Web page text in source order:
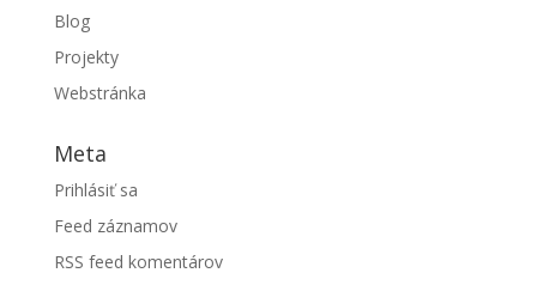
Blog
Projekty
Webstránka
Meta
Prihlásiť sa
Feed záznamov
RSS feed komentárov